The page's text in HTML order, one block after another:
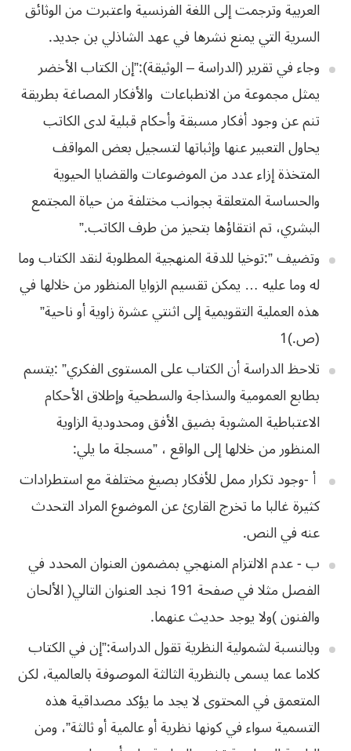
‬السرية‭ ‬التي‭ ‬يمنع‭ ‬نشرها‭ ‬في‭ ‬عهد‭ ‬الشاذلي‭ ‬بن‭ ‬جديد‭.‬
وجاء في تقرير (الدراسة – الوثيقة):”إن الكتاب الأخضر
يمثل مجموعة من الانطباعات والأفكار المصاغة بطريقة
تنم عن وجود أفكار مسبقة وأحكام قبلية لدى الكاتب
يحاول التعبير عنها وإثباتها لتسجيل بعض المواقف
المتخذة إزاء عدد من الموضوعات والقضايا الحيوية
‬البشري،‭ ‬تم‭ ‬انتقاؤها‭ ‬بتحيز‭ ‬من‭ ‬طرف‭ ‬الكاتب‮”‬‭.‬
‬هذه‭ ‬العملية‭ ‬التقويمية‭ ‬إلى‭ ‬اثنتي‭ ‬عشرة‭ ‬زاوية‭ ‬أو‭ ‬ناحية‮”‬‭
‬‮(‬ص‭ ‬1‮)‬‭.‬
‬المنظور‭ ‬من‭ ‬خلالها‭ ‬إلى‭ ‬الواقع‮”‬‭ ‬،‭ ‬مسجلة‭ ‬ما‭ ‬يلي‭:‬
‬عنه‭ ‬في‭ ‬النص‭ .‬
‬والفنون‮)‬‭ ‬ولا‭ ‬يوجد‭ ‬حديث‭ ‬عنهما‭.‬
وبالنسبة لشمولية النظرية تقول الدراسة:”إن في الكتاب
كلاما عما يسمى بالنظرية الثالثة الموصوفة بالعالمية، لكن
المتعمق في المحتوى لا يجد ما يؤكد مصداقية هذه
التسمية سواء في كونها نظرية أو عالمية أو ثالثة”، ومن